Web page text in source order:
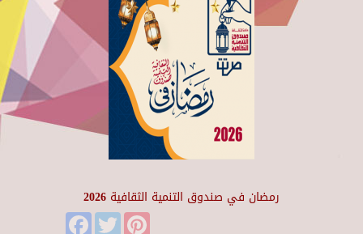
رمضان في صندوق التنمية الثقافية 2026
FacebookTwitter